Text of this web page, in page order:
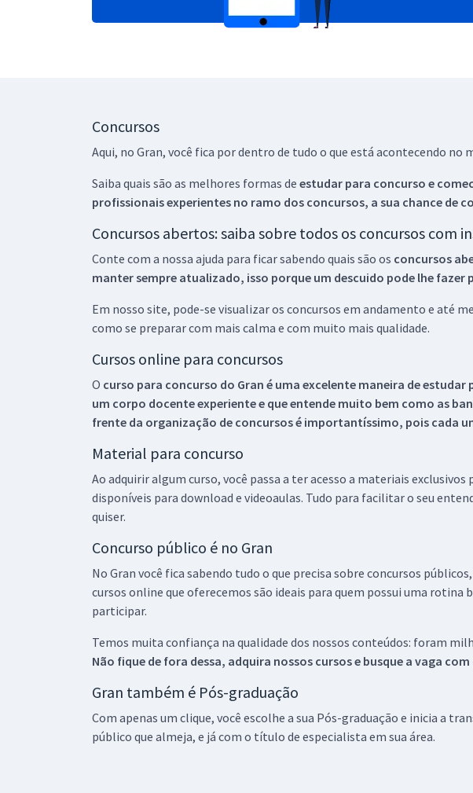
Concursos
Aqui, no Gran, você fica por dentro de tudo o que está acontecendo no
Saiba quais são as melhores formas de estudar para concurso e
profissionais experientes no ramo dos concursos, a sua chance de
Concursos abertos: saiba sobre todos os concursos com
Conte com a nossa ajuda para ficar sabendo quais são os concursos
manter sempre atualizado, isso porque um descuido pode lhe fazer
Em nosso site, pode-se visualizar os concursos em andamento e até
como se preparar com mais calma e com muito mais qualidade.
Cursos online para concursos
O curso para concurso do Gran é uma excelente maneira de
um corpo docente experiente e que entende muito bem como as
frente da organização de concursos é importantíssimo, pois cada
Material para concurso
Ao adquirir algum curso, você passa a ter acesso a materiais
disponíveis para download e videoaulas. Tudo para facilitar o seu
quiser.
Concurso público é no Gran
No Gran você fica sabendo tudo o que precisa sobre concursos
cursos online que oferecemos são ideais para quem possui uma
participar.
Temos muita confiança na qualidade dos nossos conteúdos: foram
Não fique de fora dessa, adquira nossos cursos e busque a vaga
Gran também é Pós-graduação
Com apenas um clique, você escolhe a sua Pós-graduação e inicia a
público que almeja, e já com o título de especialista em sua área.